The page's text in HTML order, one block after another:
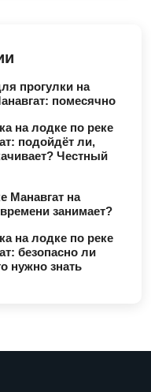
прогулки на
помесячно
на лодке по реке
подойдёт ли,
Честный
Манавгат на
занимает?
на лодке по реке
безопасно ли
нужно знать